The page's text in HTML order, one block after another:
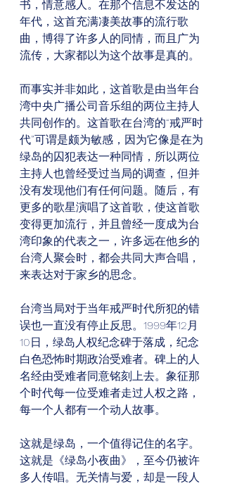
书，情意感人。在那个信息不发达的
年代，这首充满凄美故事的流行歌
曲，博得了许多人的同情，而且广为
流传，大家都以为这个故事是真的。
而事实并非如此，这首歌是由当年台
湾中央广播公司音乐组的两位主持人
共同创作的。这首歌在台湾的“戒严时
代”可谓是颇为敏感，因为它像是在为
绿岛的囚犯表达一种同情，所以两位
主持人也曾经受过当局的调查，但并
没有发现他们有任何问题。随后，有
更多的歌星演唱了这首歌，使这首歌
变得更加流行，并且曾经一度成为台
湾印象的代表之一，许多远在他乡的
台湾人聚会时，都会共同大声合唱，
来表达对于家乡的思念。
台湾当局对于当年戒严时代所犯的错
误也一直没有停止反思。1999年12月
10日，绿岛人权纪念碑于落成，纪念
白色恐怖时期政治受难者。碑上的人
名经由受难者同意铭刻上去。象征那
个时代每一位受难者走过人权之路，
每一个人都有一个动人故事。
这就是绿岛，一个值得记住的名字。
这就是《绿岛小夜曲》，至今仍被许
多人传唱。无关情与爱，却是一段人